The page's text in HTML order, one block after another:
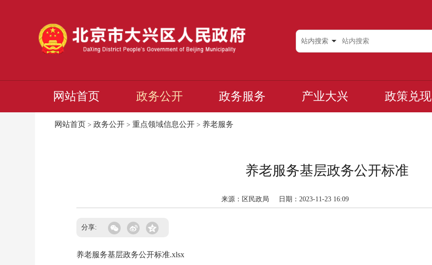
站内搜索
网站首页 政务公开 政务服务 产业大兴 政策兑现
网站首页 > 政务公开 > 重点领域信息公开 > 养老服务
养老服务基层政务公开标准
来源：区民政局 日期：2023-11-23 16:09
分享:
养老服务基层政务公开标准.xlsx